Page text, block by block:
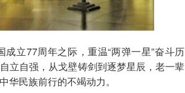
立77周年之际，重温“两弹一星”奋斗历
立自强，从戈壁铸剑到逐梦星辰，老一辈
民族前行的不竭动力。